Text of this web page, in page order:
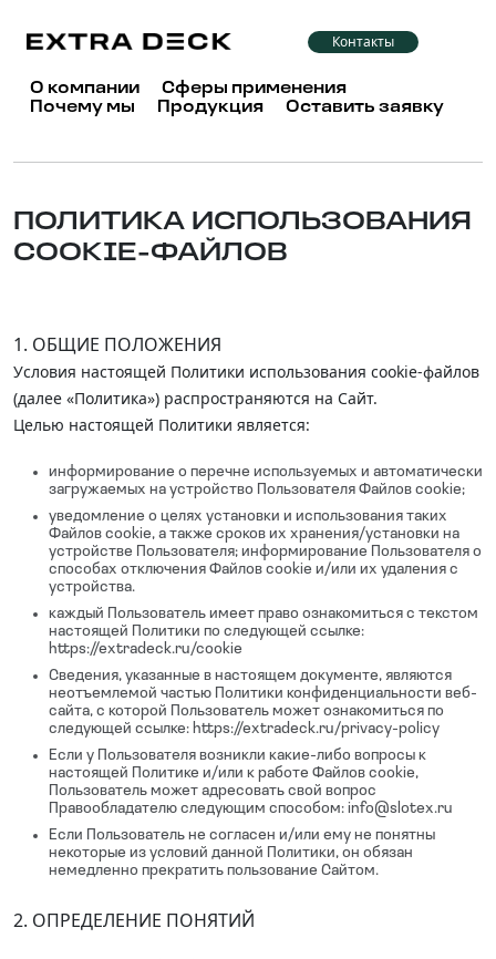
Контакты
О компании
Сферы применения
Почему мы
Продукция Оставить заявку
ПОЛИТИКА ИСПОЛЬЗОВАНИЯ
COOKIE-ФАЙЛОВ
1. ОБЩИЕ ПОЛОЖЕНИЯ
Условия настоящей Политики использования cookie-файлов
(далее «Политика») распространяются на Сайт.
Целью настоящей Политики является:
информирование о перечне используемых и автоматически
загружаемых на устройство Пользователя Файлов cookie;
уведомление о целях установки и использования таких
Файлов cookie, а также сроков их хранения/установки на
устройстве Пользователя; информирование Пользователя о
способах отключения Файлов cookie и/или их удаления с
устройства.
каждый Пользователь имеет право ознакомиться с текстом
настоящей Политики по следующей ссылке:
https://extradeck.ru/cookie
Сведения, указанные в настоящем документе, являются
неотъемлемой частью Политики конфиденциальности веб-
сайта, с которой Пользователь может ознакомиться по
следующей ссылке: https://extradeck.ru/privacy-policy
Если у Пользователя возникли какие-либо вопросы к
настоящей Политике и/или к работе Файлов cookie,
Пользователь может адресовать свой вопрос
Правообладателю следующим способом: info@slotex.ru
Если Пользователь не согласен и/или ему не понятны
некоторые из условий данной Политики, он обязан
немедленно прекратить пользование Сайтом.
2. ОПРЕДЕЛЕНИЕ ПОНЯТИЙ